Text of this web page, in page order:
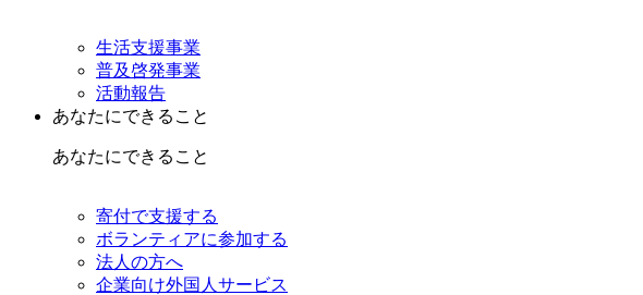
生活支援事業
普及啓発事業
活動報告
あなたにできること
あなたにできること
寄付で支援する
ボランティアに参加する
法人の方へ
企業向け外国人サービス